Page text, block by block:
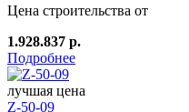
Цена строительства от
1.928.837 р.
Подробнее
лучшая цена
Z-50-09